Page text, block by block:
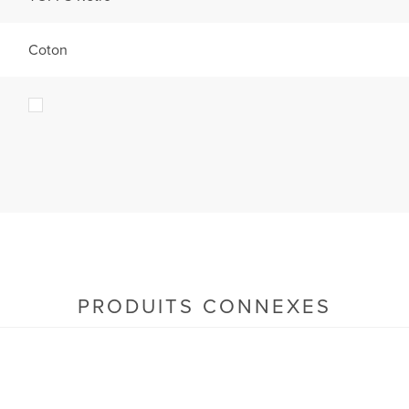
Coton
PRODUITS CONNEXES